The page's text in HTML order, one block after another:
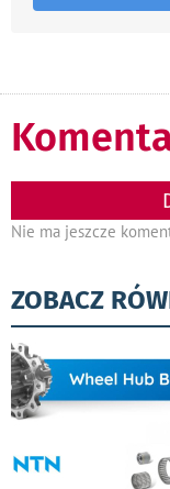
Nie ma jeszcze
ZOBACZ